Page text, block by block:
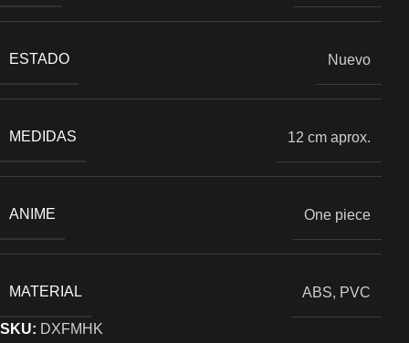
ESTADO Nuevo
MEDIDAS 12 cm aprox.
ANIME One piece
MATERIAL ABS, PVC
SKU: DXFMHK